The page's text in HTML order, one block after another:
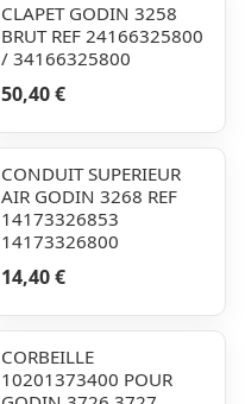
CLAPET GODIN 3258
BRUT REF 24166325800
/ 34166325800
50,40 €
CONDUIT SUPERIEUR
AIR GODIN 3268 REF
14173326853
14173326800
14,40 €
CORBEILLE
10201373400 POUR